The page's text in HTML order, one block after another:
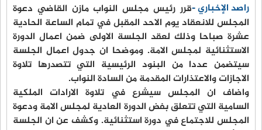
راصد الإخباري -قرر رئيس مجلس النواب مازن القاضي دعوة
المجلس للانعقاد يوم الاحد المقبل في تمام الساعة الحادية
عشرة صباحا وذلك لعقد الجلسة الاولى ضمن اعمال الدورة
الاستثنائية لمجلس الامة. وموضحا ان جدول اعمال الجلسة
سيتضمن عددا من البنود الرئيسية التي تتصدرها تلاوة
الاجازات والاعتذارات المقدمة من السادة النواب.
واضاف ان المجلس سيشرع في تلاوة الارادات الملكية
السامية التي تتعلق بفض الدورة العادية لمجلس الامة ودعوة
المجلس للاجتماع في دورة استثنائية. وكشف عن ان الجلسة